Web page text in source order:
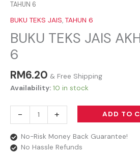
TAHUN 6
BUKU TEKS JAIS TAHUN 6
BUKU TEKS JAIS
6
RM6.20 & Free Shipping
Availability: 10 in stock
- + ADD TO
No-Risk Money Back Guarantee!
No Hassle Refunds